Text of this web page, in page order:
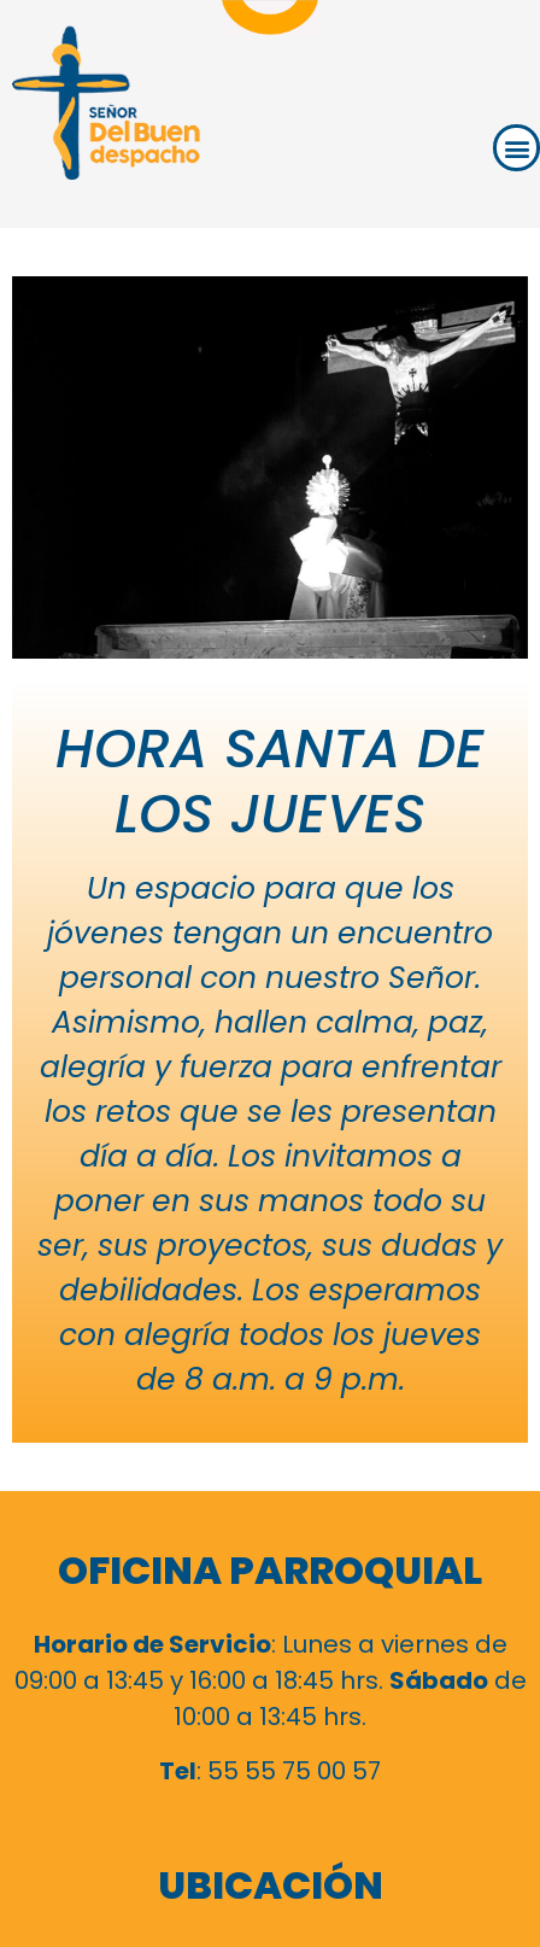
HORA SANTA DE
LOS JUEVES
Un espacio para que los
jóvenes tengan un encuentro
personal con nuestro Señor.
Asimismo, hallen calma, paz,
alegría y fuerza para enfrentar
los retos que se les presentan
día a día. Los invitamos a
poner en sus manos todo su
ser, sus proyectos, sus dudas y
debilidades. Los esperamos
con alegría todos los jueves
de 8 a.m. a 9 p.m.
OFICINA PARROQUIAL
Horario de Servicio: Lunes a viernes de
09:00 a 13:45 y 16:00 a 18:45 hrs. Sábadode
10:00 a 13:45 hrs.
Tel: 55 55 75 00 57
UBICACIÓN